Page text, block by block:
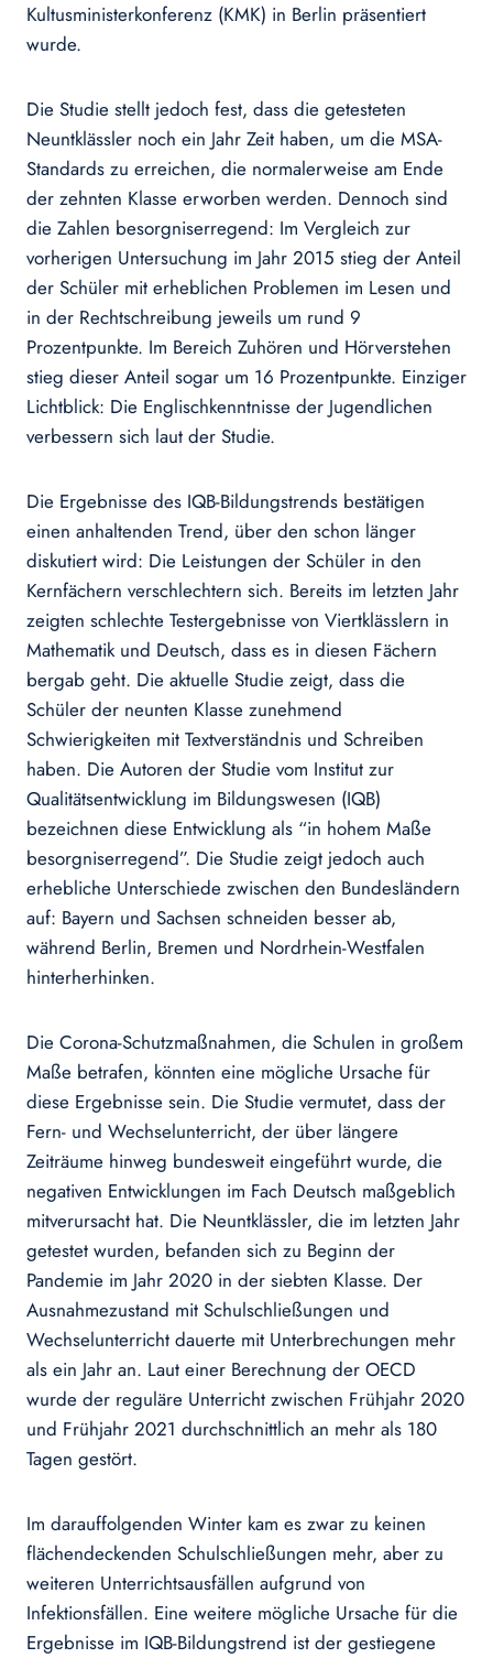
Kultusministerkonferenz (KMK) in Berlin präsentiert
wurde.
Die Studie stellt jedoch fest, dass die getesteten
Neuntklässler noch ein Jahr Zeit haben, um die MSA-
Standards zu erreichen, die normalerweise am Ende
der zehnten Klasse erworben werden. Dennoch sind
die Zahlen besorgniserregend: Im Vergleich zur
vorherigen Untersuchung im Jahr 2015 stieg der Anteil
der Schüler mit erheblichen Problemen im Lesen und
in der Rechtschreibung jeweils um rund 9
Prozentpunkte. Im Bereich Zuhören und Hörverstehen
stieg dieser Anteil sogar um 16 Prozentpunkte. Einziger
Lichtblick: Die Englischkenntnisse der Jugendlichen
verbessern sich laut der Studie.
Die Ergebnisse des IQB-Bildungstrends bestätigen
einen anhaltenden Trend, über den schon länger
diskutiert wird: Die Leistungen der Schüler in den
Kernfächern verschlechtern sich. Bereits im letzten Jahr
zeigten schlechte Testergebnisse von Viertklässlern in
Mathematik und Deutsch, dass es in diesen Fächern
bergab geht. Die aktuelle Studie zeigt, dass die
Schüler der neunten Klasse zunehmend
Schwierigkeiten mit Textverständnis und Schreiben
haben. Die Autoren der Studie vom Institut zur
Qualitätsentwicklung im Bildungswesen (IQB)
bezeichnen diese Entwicklung als “in hohem Maße
besorgniserregend”. Die Studie zeigt jedoch auch
erhebliche Unterschiede zwischen den Bundesländern
auf: Bayern und Sachsen schneiden besser ab,
während Berlin, Bremen und Nordrhein-Westfalen
hinterherhinken.
Die Corona-Schutzmaßnahmen, die Schulen in großem
Maße betrafen, könnten eine mögliche Ursache für
diese Ergebnisse sein. Die Studie vermutet, dass der
Fern- und Wechselunterricht, der über längere
Zeiträume hinweg bundesweit eingeführt wurde, die
negativen Entwicklungen im Fach Deutsch maßgeblich
mitverursacht hat. Die Neuntklässler, die im letzten Jahr
getestet wurden, befanden sich zu Beginn der
Pandemie im Jahr 2020 in der siebten Klasse. Der
Ausnahmezustand mit Schulschließungen und
Wechselunterricht dauerte mit Unterbrechungen mehr
als ein Jahr an. Laut einer Berechnung der OECD
wurde der reguläre Unterricht zwischen Frühjahr 2020
und Frühjahr 2021 durchschnittlich an mehr als 180
Tagen gestört.
Im darauffolgenden Winter kam es zwar zu keinen
flächendeckenden Schulschließungen mehr, aber zu
weiteren Unterrichtsausfällen aufgrund von
Infektionsfällen. Eine weitere mögliche Ursache für die
Ergebnisse im IQB-Bildungstrend ist der gestiegene